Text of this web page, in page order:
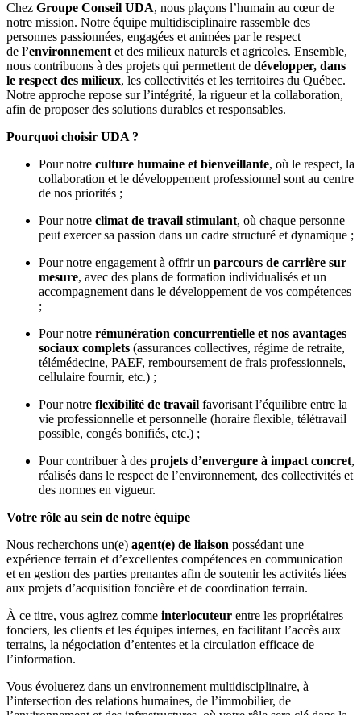
Chez Groupe Conseil UDA, nous plaçons l’humain au cœur de
notre mission. Notre équipe multidisciplinaire rassemble des
personnes passionnées, engagées et animées par le respect
de l’environnement et des milieux naturels et agricoles. Ensemble,
nous contribuons à des projets qui permettent de développer, dans
le respect des milieux, les collectivités et les territoires du Québec.
Notre approche repose sur l’intégrité, la rigueur et la collaboration,
afin de proposer des solutions durables et responsables.
Pourquoi choisir UDA ?
Pour notre culture humaine et bienveillante, où le respect, la
collaboration et le développement professionnel sont au centre
de nos priorités ;
Pour notre climat de travail stimulant, où chaque personne
peut exercer sa passion dans un cadre structuré et dynamique ;
Pour notre engagement à offrir un parcours de carrière sur
mesure, avec des plans de formation individualisés et un
accompagnement dans le développement de vos compétences
;
Pour notre rémunération concurrentielle et nos avantages
sociaux complets (assurances collectives, régime de retraite,
télémédecine, PAEF, remboursement de frais professionnels,
cellulaire fournir, etc.) ;
Pour notre flexibilité de travail favorisant l’équilibre entre la
vie professionnelle et personnelle (horaire flexible, télétravail
possible, congés bonifiés, etc.) ;
Pour contribuer à des projets d’envergure à impact concret,
réalisés dans le respect de l’environnement, des collectivités et
des normes en vigueur.
Votre rôle au sein de notre équipe
Nous recherchons un(e) agent(e) de liaison possédant une
expérience terrain et d’excellentes compétences en communication
et en gestion des parties prenantes afin de soutenir les activités liées
aux projets d’acquisition foncière et de coordination terrain.
À ce titre, vous agirez comme interlocuteur entre les propriétaires
fonciers, les clients et les équipes internes, en facilitant l’accès aux
terrains, la négociation d’ententes et la circulation efficace de
l’information.
Vous évoluerez dans un environnement multidisciplinaire, à
l’intersection des relations humaines, de l’immobilier, de